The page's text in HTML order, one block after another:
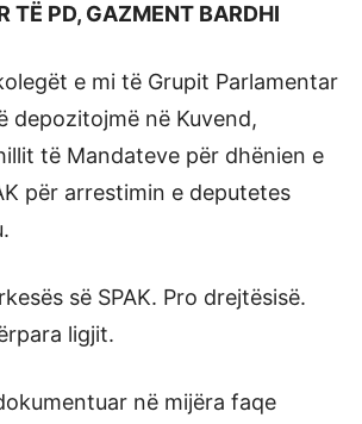
TË PD, GAZMENT BARDHI
e mi të Grupit Parlamentar
depozitojmë në Kuvend,
të Mandateve për dhënien e
për arrestimin e deputetes
së SPAK. Pro drejtësisë.
ligjit.
në mijëra faqe